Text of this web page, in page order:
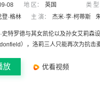
08 地 区： 英国 类 型
登·格林 主 演： 杰米·李·柯蒂斯
史特罗德与其女凯伦以及孙女艾莉
），洛莉三人只能再次为抗
放 优看视频